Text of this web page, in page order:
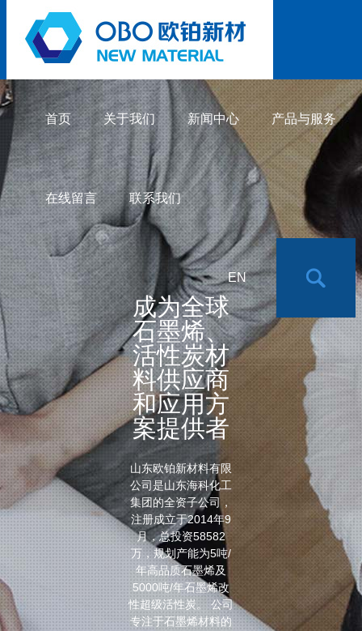
首页 关于我们 新闻中心 产品与服务
在线留言 联系我们
EN
成为全球
石墨烯、
活性炭材
料供应商
和应用方
案提供者
山东欧铂新材料有限
公司是山东海科化工
集团的全资子公司，
注册成立于2014年9
月，总投资58582
万，规划产能为5吨/
年高品质石墨烯及
5000吨/年石墨烯改
性超级活性炭。 公司
专注于石墨烯材料的